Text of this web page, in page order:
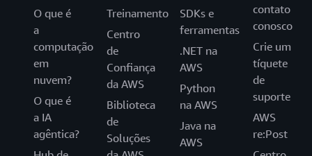
O que é
a
computação
em
nuvem?
O que é
a IA
agêntica?
Treinamento
Centro
de
Confiança
da AWS
Biblioteca
de
Soluções
SDKs e
ferramentas
.NET na
AWS
Python
na AWS
Java na
AWS
contato
conosco
Crie um
tíquete
de
suporte
AWS
re:Post